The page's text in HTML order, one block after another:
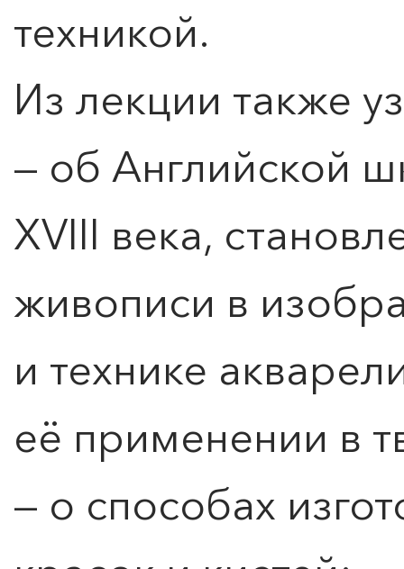
техникой.
Из лекции также
— об Английской
XVIII века,
живописи в
и технике
её применении в
— о способах